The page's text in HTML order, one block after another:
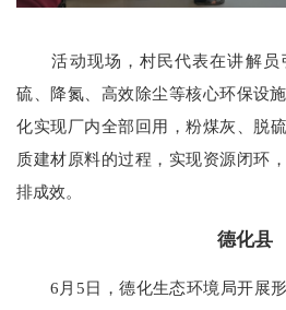
活动现场，村民代表在讲解员
硫、降氮、高效除尘等核心环保设
化实现厂内全部回用，粉煤灰、脱
质建材原料的过程，实现资源闭环
排成效。
德化县
6月5日，德化生态环境局开展形